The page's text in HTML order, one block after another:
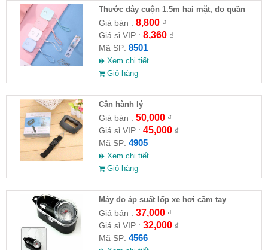
Thước dây cuộn 1.5m hai mặt, đo quần
áo, vòng người
Giá bán : 8,800₫
Giá sỉ VIP : 8,360₫
Mã SP: 8501
Xem chi tiết
Giỏ hàng
Cân hành lý
Giá bán : 50,000₫
Giá sỉ VIP : 45,000₫
Mã SP: 4905
Xem chi tiết
Giỏ hàng
Máy đo áp suất lốp xe hơi cầm tay
Giá bán : 37,000₫
Giá sỉ VIP : 32,000₫
Mã SP: 4566